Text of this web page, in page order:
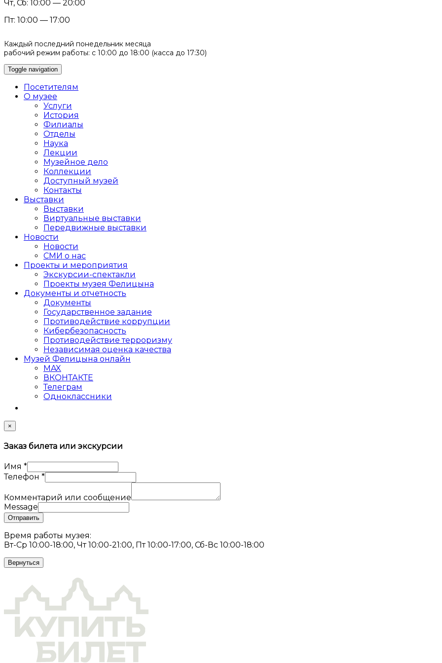
Чт, Сб: 10:00 — 20:00
Пт: 10:00 — 17:00
Каждый последний понедельник месяца
рабочий режим работы: с 10:00 до 18:00 (касса до 17:30)
Toggle navigation
Посетителям
О музее
Услуги
История
Филиалы
Отделы
Наука
Лекции
Музейное дело
Коллекции
Доступный музей
Контакты
Выставки
Выставки
Виртуальные выставки
Передвижные выставки
Новости
Новости
СМИ о нас
Проекты и мероприятия
Экскурсии-спектакли
Проекты музея Фелицына
Документы и отчетность
Документы
Государственное задание
Противодействие коррупции
Кибер­безопасность
Противодействие терроризму
Независимая оценка качества
Музей Фелицына онлайн
MAX
ВКОНТАКТЕ
Телеграм
Одноклассники
×
Заказ билета или экскурсии
Имя *
Телефон *
Комментарий или сообщение
Message
Отправить
Время работы музея:
Вт-Ср 10:00-18:00, Чт 10:00-21:00, Пт 10:00-17:00, Сб-Вс 10:00-18:00
Вернуться